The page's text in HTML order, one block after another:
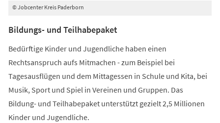
© Jobcenter Kreis Paderborn
Bildungs- und Teilhabepaket
Bedürftige Kinder und Jugendliche haben einen
Rechtsanspruch aufs Mitmachen - zum Beispiel bei
Tagesausflügen und dem Mittagessen in Schule und Kita, bei
Musik, Sport und Spiel in Vereinen und Gruppen. Das
Bildung- und Teilhabepaket unterstützt gezielt 2,5 Millionen
Kinder und Jugendliche.